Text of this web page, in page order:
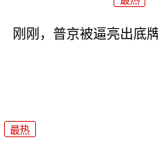
刚刚，普京被逼亮出底
最热